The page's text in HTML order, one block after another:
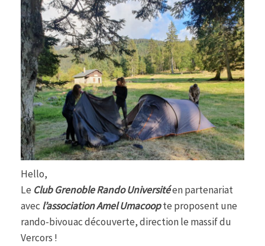
Hello,
Le Club Grenoble Rando Universitéen partenariat
avecl’association Amel Umacoopte proposent une
rando-bivouac découverte, direction le massif du
Vercors !